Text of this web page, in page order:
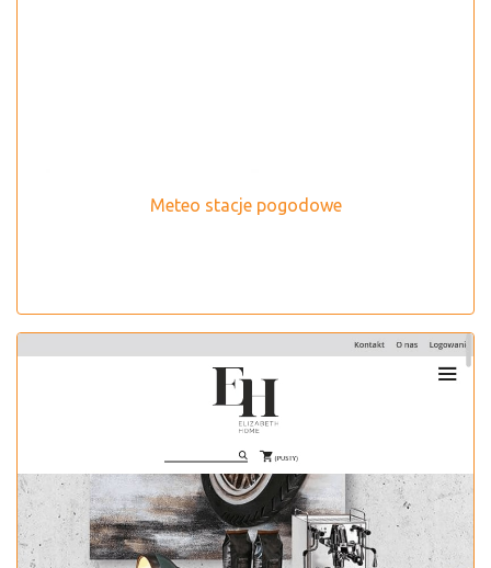
Meteo stacje pogodowe